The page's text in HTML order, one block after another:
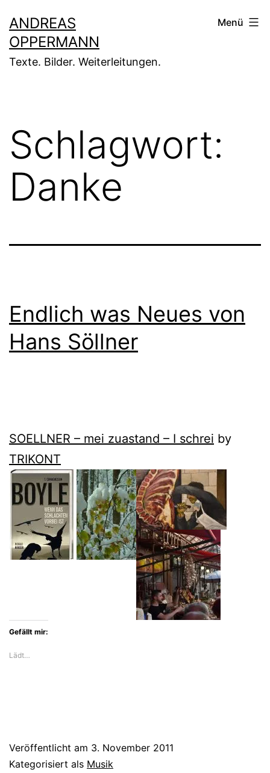
Inhalt
springen
ANDREAS
OPPERMANN
Texte. Bilder. Weiterleitungen.
Menü
Schlagwort:
Danke
Endlich was Neues von
Hans Söllner
SOELLNER – mei zuastand – I schrei by
TRIKONT
Gefällt mir:
Lädt…
Veröffentlicht am 3. November 2011
Kategorisiert als Musik